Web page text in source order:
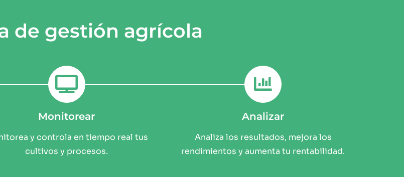
de gestión agrícola
Monitorear
y controla en tiempo real tus
cultivos y procesos.
Analizar
Analiza los resultados, mejora los
rendimientos y aumenta tu rentabilidad.